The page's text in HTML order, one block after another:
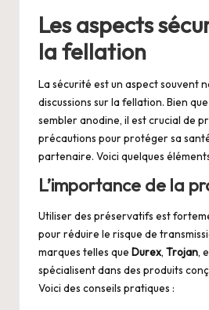
Les aspects
la fellation
La sécurité est un aspect souvent
discussions sur la fellation. Bien
sembler anodine, il est crucial de
précautions pour protéger sa
partenaire. Voici quelques
L’importance de la
Utiliser des préservatifs est
pour réduire le risque de
marques telles que Durex, Trojan,
spécialisent dans des produits
Voici des conseils pratiques :